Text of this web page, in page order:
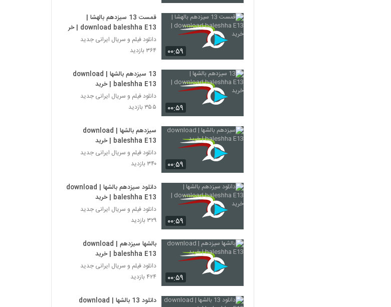
۰۰:۵۹
قمست 13 سیزدهم بالهشا |
download baleshha E13 | خرید
دانلود فیلم و سریال ایرانی جدید
۳۶۴ بازدید
۰۰:۵۹
13 سیزدهم بالشها | download
baleshha E13 | خرید
دانلود فیلم و سریال ایرانی جدید
۳۵۵ بازدید
۰۰:۵۹
سیزدهم بالشها | download
baleshha E13 | خرید
دانلود فیلم و سریال ایرانی جدید
۳۴۰ بازدید
۰۰:۵۹
دانلود سیزدهم بالشها | download
baleshha E13 | خرید
دانلود فیلم و سریال ایرانی جدید
۳۲۹ بازدید
۰۰:۵۹
بالشها سیزدهم | download
baleshha E13 | خرید
دانلود فیلم و سریال ایرانی جدید
۴۲۴ بازدید
دانلود 13 بالشها | download